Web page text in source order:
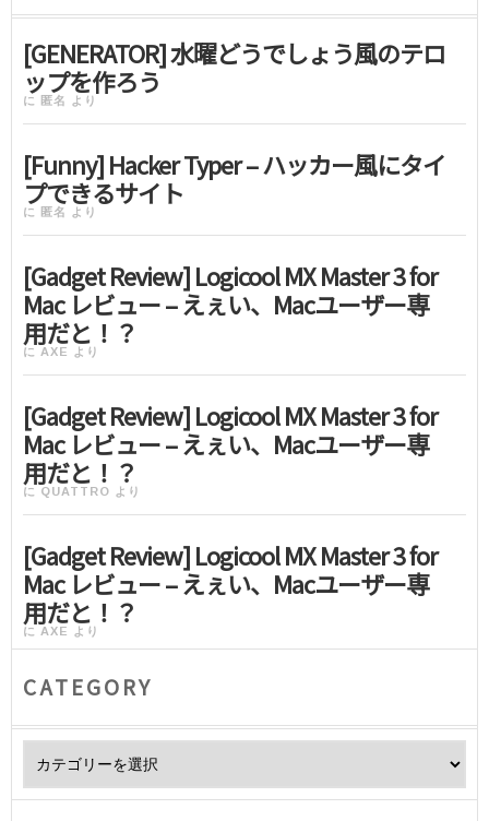
[GENERATOR] 水曜どうでしょう風のテロ
ップを作ろう
に 匿名 より
[Funny] Hacker Typer – ハッカー風にタイ
プできるサイト
に 匿名 より
[Gadget Review] Logicool MX Master 3 for
Mac レビュー – えぇい、Macユーザー専
用だと！？
に AXE より
[Gadget Review] Logicool MX Master 3 for
Mac レビュー – えぇい、Macユーザー専
用だと！？
に QUATTRO より
[Gadget Review] Logicool MX Master 3 for
Mac レビュー – えぇい、Macユーザー専
用だと！？
に AXE より
CATEGORY